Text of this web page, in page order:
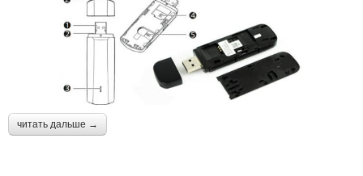
читать дальше →